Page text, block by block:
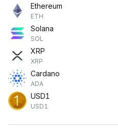
Ethereum
ETH
Solana
SOL
XRP
XRP
Cardano
ADA
USD1
USD1